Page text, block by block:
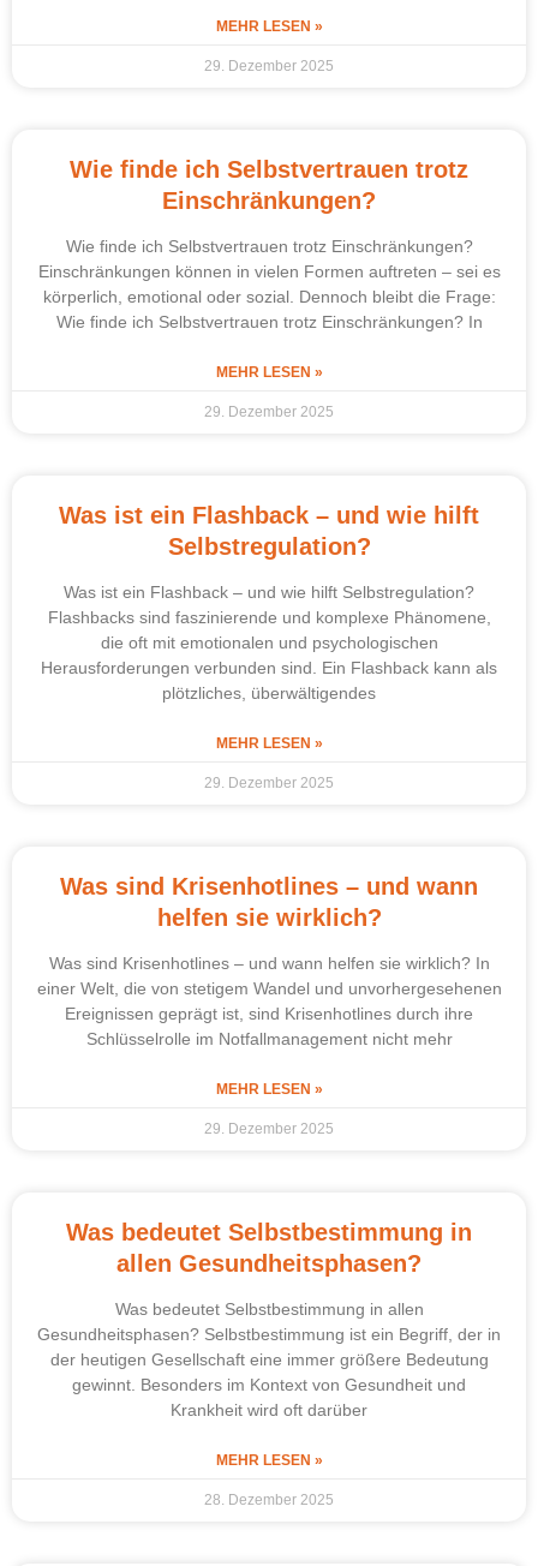
MEHR LESEN »
29. Dezember 2025
Wie finde ich Selbstvertrauen trotz
Einschränkungen?
Wie finde ich Selbstvertrauen trotz Einschränkungen?
Einschränkungen können in vielen Formen auftreten – sei es
körperlich, emotional oder sozial. Dennoch bleibt die Frage:
Wie finde ich Selbstvertrauen trotz Einschränkungen? In
MEHR LESEN »
29. Dezember 2025
Was ist ein Flashback – und wie hilft
Selbstregulation?
Was ist ein Flashback – und wie hilft Selbstregulation?
Flashbacks sind faszinierende und komplexe Phänomene,
die oft mit emotionalen und psychologischen
Herausforderungen verbunden sind. Ein Flashback kann als
plötzliches, überwältigendes
MEHR LESEN »
29. Dezember 2025
Was sind Krisenhotlines – und wann
helfen sie wirklich?
Was sind Krisenhotlines – und wann helfen sie wirklich? In
einer Welt, die von stetigem Wandel und unvorhergesehenen
Ereignissen geprägt ist, sind Krisenhotlines durch ihre
Schlüsselrolle im Notfallmanagement nicht mehr
MEHR LESEN »
29. Dezember 2025
Was bedeutet Selbstbestimmung in
allen Gesundheitsphasen?
Was bedeutet Selbstbestimmung in allen
Gesundheitsphasen? Selbstbestimmung ist ein Begriff, der in
der heutigen Gesellschaft eine immer größere Bedeutung
gewinnt. Besonders im Kontext von Gesundheit und
Krankheit wird oft darüber
MEHR LESEN »
28. Dezember 2025